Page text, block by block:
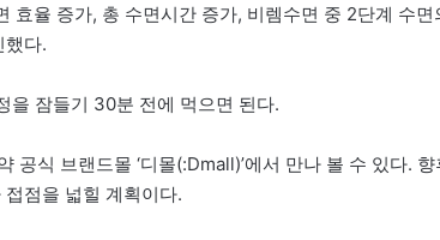
효율 증가, 총 수면시간 증가, 비렘수면 중 2단계 수
했다.
을 잠들기 30분 전에 먹으면 된다.
공식 브랜드몰 ‘디몰(:Dmall)’에서 만나 볼 수 있다.
점을 넓힐 계획이다.